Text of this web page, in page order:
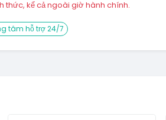
kể cả ngoài giờ hành chính.
tâm hỗ trợ 24/7